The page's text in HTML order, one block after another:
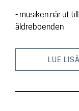
- musiken når ut
äldreboenden
LUE